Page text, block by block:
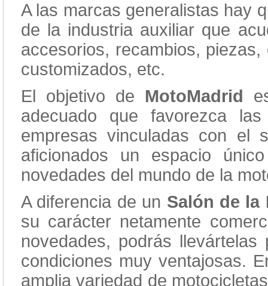
A las marcas generalistas hay
de la industria auxiliar que
accesorios, recambios,
customizados, etc.
El objetivo de MotoMadrid
adecuado que favorezca
empresas vinculadas con el
aficionados un espacio
novedades del mundo de la
A diferencia de un Salón de la
su carácter netamente
novedades, podrás
condiciones muy ventajosas.
amplia variedad de